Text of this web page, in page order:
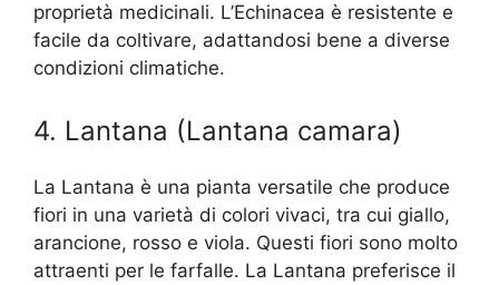
proprietà medicinali. L’Echinacea è resistente e
facile da coltivare, adattandosi bene a diverse
condizioni climatiche.
4. Lantana (Lantana camara)
La Lantana è una pianta versatile che produce
fiori in una varietà di colori vivaci, tra cui giallo,
arancione, rosso e viola. Questi fiori sono molto
attraenti per le farfalle. La Lantana preferisce il